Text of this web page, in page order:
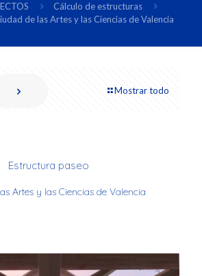
Cálculo de estructuras
de las Artes y las Ciencias de Valencia
Mostrar todo
Estructura paseo
Artes y las Ciencias de Valencia